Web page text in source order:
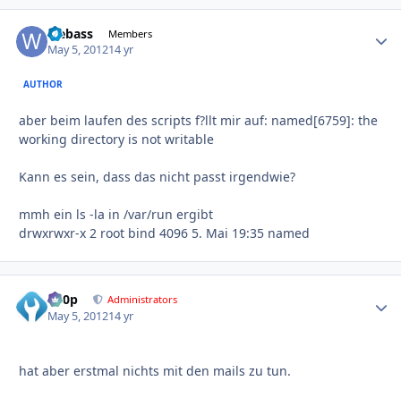
webass Members
May 5, 201214 yr
AUTHOR
aber beim laufen des scripts f?llt mir auf: named[6759]: the
working directory is not writable
Kann es sein, dass das nicht passt irgendwie?
mmh ein ls -la in /var/run ergibt
drwxrwxr-x 2 root bind 4096 5. Mai 19:35 named
d00p Administrators
May 5, 201214 yr
hat aber erstmal nichts mit den mails zu tun.